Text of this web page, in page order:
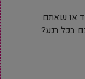
או שאתם
בכל רגע?